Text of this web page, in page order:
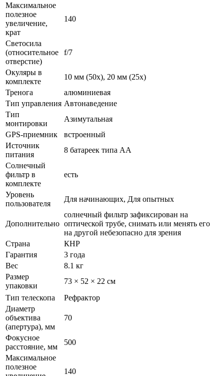
Максимальное
полезное
увеличение,
крат
140
Светосила
(относительное
отверстие)
f/7
Окуляры в
комплекте
10 мм (50х), 20 мм (25х)
Тренога
алюминиевая
Тип управления Автонаведение
Тип
монтировки
Азимутальная
GPS-приемник
встроенный
Источник
питания
8 батареек типа AA
Солнечный
фильтр в
комплекте
есть
Уровень
пользователя
Для начинающих, Для опытных
Дополнительно
солнечный фильтр зафиксирован на
оптической трубе, снимать или менять его
на другой небезопасно для зрения
Страна
КНР
Гарантия
3 года
Вес
8.1 кг
Размер
упаковки
73 × 52 × 22 см
Тип телескопа
Рефрактор
Диаметр
объектива
(апертура), мм
70
Фокусное
расстояние, мм
500
Максимальное
полезное
140